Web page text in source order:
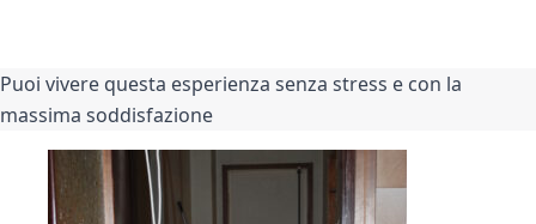
Puoi vivere questa esperienza senza stress e con la
massima soddisfazione